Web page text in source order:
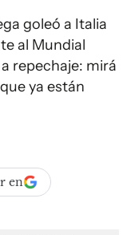
goleó a Italia
al Mundial
repechaje: mirá
ya están
en